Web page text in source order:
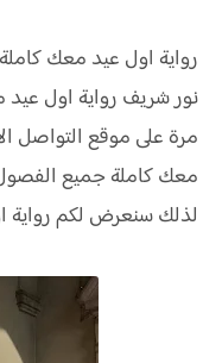
رواية اول عيد معك
نور شريف رواية اول
مرة على موقع التواصل
معك كاملة جميع
لذلك سنعرض لكمرواية